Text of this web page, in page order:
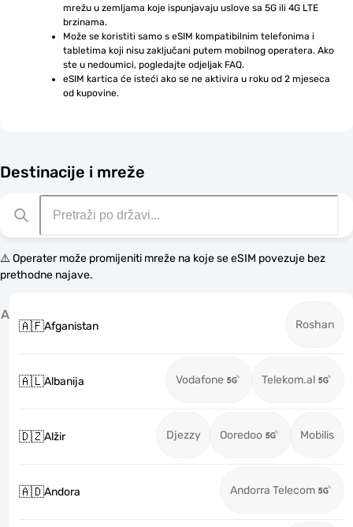
mrežu u zemljama koje ispunjavaju uslove sa 5G ili 4G LTE
brzinama.
Može se koristiti samo s eSIM kompatibilnim telefonima i
tabletima koji nisu zaključani putem mobilnog operatera. Ako
ste u nedoumici, pogledajte odjeljak FAQ.
eSIM kartica će isteći ako se ne aktivira u roku od 2 mjeseca
od kupovine.
Destinacije i mreže
⚠️ Operater može promijeniti mreže na koje se eSIM povezuje bez
prethodne najave.
A
🇦🇫Afganistan Roshan
🇦🇱Albanija Vodafone Telekom.al
🇩🇿Alžir Djezzy Ooredoo Mobilis
🇦🇩Andora Andorra Telecom